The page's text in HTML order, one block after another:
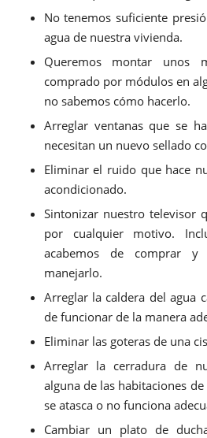
No tenemos suficiente
agua de nuestra vivienda.
Queremos montar unos
comprado por módulos en
no sabemos cómo hacerlo.
Arreglar ventanas que se
necesitan un nuevo sellado
Eliminar el ruido que hace
acondicionado.
Sintonizar nuestro televisor
por cualquier motivo.
acabemos de comprar
manejarlo.
Arreglar la caldera del agua
de funcionar de la manera
Eliminar las goteras de una
Arreglar la cerradura de
alguna de las habitaciones
se atasca o no funciona
Cambiar un plato de